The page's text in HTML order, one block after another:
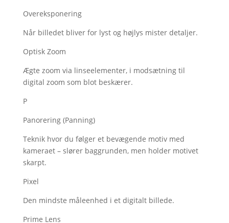
Overeksponering
Når billedet bliver for lyst og højlys mister detaljer.
Optisk Zoom
Ægte zoom via linseelementer, i modsætning til
digital zoom som blot beskærer.
P
Panorering (Panning)
Teknik hvor du følger et bevægende motiv med
kameraet – slører baggrunden, men holder motivet
skarpt.
Pixel
Den mindste måleenhed i et digitalt billede.
Prime Lens